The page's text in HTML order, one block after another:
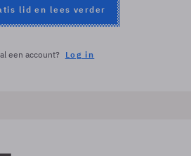
lid en lees verder
een account? Log in